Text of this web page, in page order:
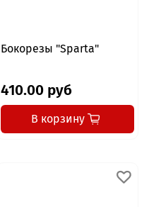
Бокорезы "Sparta"
410.00 руб
В корзину